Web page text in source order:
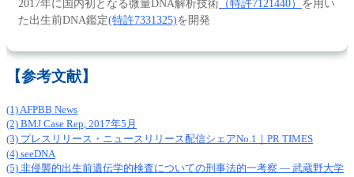
2017年に国内初となる微量DNA解析技術 （特許7121440） を用い
た出生前DNA鑑定(特許7331325)を開発
【参考文献】
(1) AFPBB News
(2) BMJ Case Rep, 2017年5月
(3) プレスリリース・ニュースリリース配信シェアNo.1｜PR TIMES
(4) seeDNA
(5) 非侵襲的出生前遺伝学的検査についての刑事法的一考察 ― 武蔵野大学